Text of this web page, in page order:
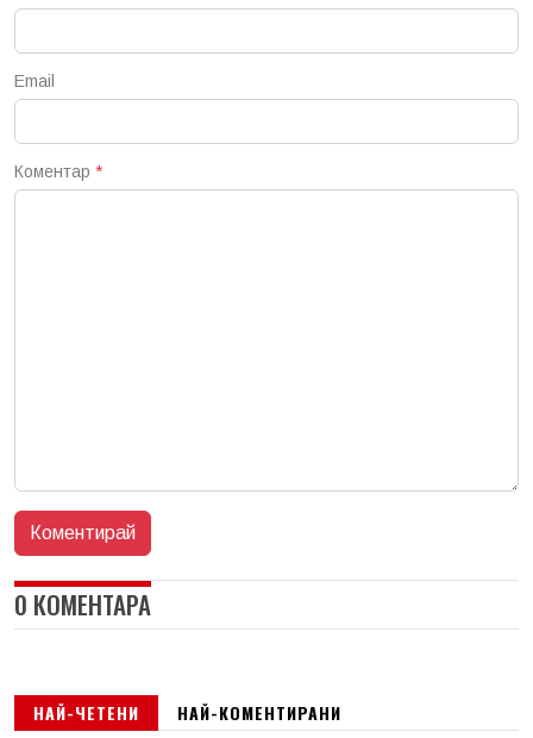
Email
Коментар *
0 КОМЕНТАРА
НАЙ-ЧЕТЕНИ НАЙ-КОМЕНТИРАНИ